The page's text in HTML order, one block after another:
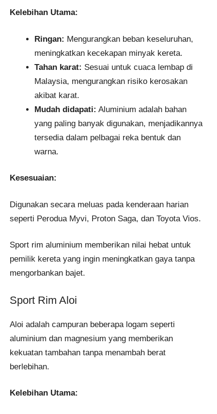
Kelebihan Utama:
Ringan: Mengurangkan beban keseluruhan,
meningkatkan kecekapan minyak kereta.
Tahan karat: Sesuai untuk cuaca lembap di
Malaysia, mengurangkan risiko kerosakan
akibat karat.
Mudah didapati: Aluminium adalah bahan
yang paling banyak digunakan, menjadikannya
tersedia dalam pelbagai reka bentuk dan
warna.
Kesesuaian:
Digunakan secara meluas pada kenderaan harian
seperti Perodua Myvi, Proton Saga, dan Toyota Vios.
Sport rim aluminium memberikan nilai hebat untuk
pemilik kereta yang ingin meningkatkan gaya tanpa
mengorbankan bajet.
Sport Rim Aloi
Aloi adalah campuran beberapa logam seperti
aluminium dan magnesium yang memberikan
kekuatan tambahan tanpa menambah berat
berlebihan.
Kelebihan Utama: